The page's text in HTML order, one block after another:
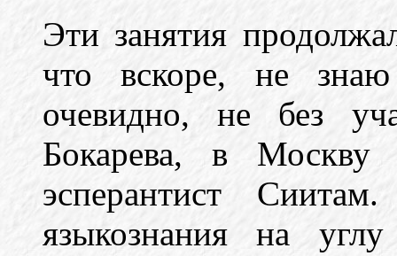
Эти занятия
что вскоре, не
очевидно, не без
Бокарева, в Москву
эсперантист
языкознания на